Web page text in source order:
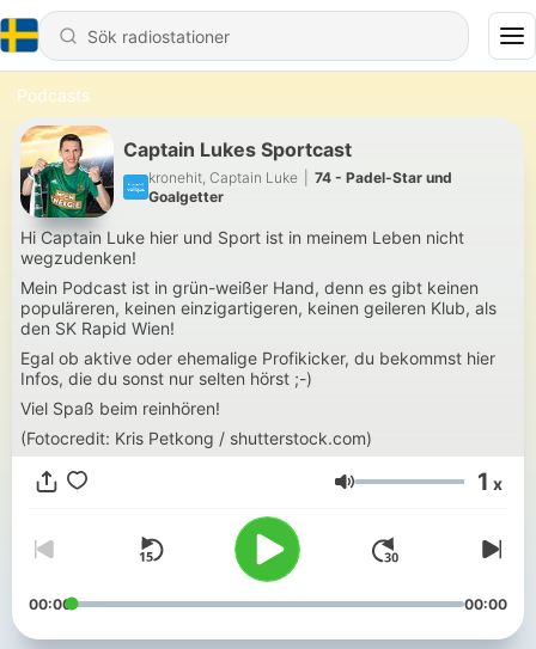
Podcasts
Captain Lukes Sportcast
kronehit, Captain Luke
74 - Padel-Star und
Goalgetter
Hi Captain Luke hier und Sport ist in meinem Leben nicht
wegzudenken!
Mein Podcast ist in grün-weißer Hand, denn es gibt keinen
populäreren, keinen einzigartigeren, keinen geileren Klub, als
den SK Rapid Wien!
Egal ob aktive oder ehemalige Profikicker, du bekommst hier
Infos, die du sonst nur selten hörst ;-)
Viel Spaß beim reinhören!
(Fotocredit: Kris Petkong / shutterstock.com)
Volym 1 x
00:00 00:00